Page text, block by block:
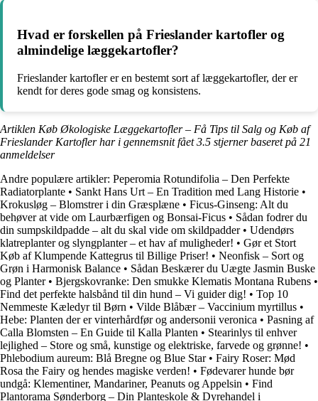
Hvad er forskellen på Frieslander kartofler og
almindelige læggekartofler?
Frieslander kartofler er en bestemt sort af læggekartofler, der er
kendt for deres gode smag og konsistens.
Artiklen Køb Økologiske Læggekartofler – Få Tips til Salg og Køb af
Frieslander Kartofler har i gennemsnit fået3.5 stjerner baseret på 21
anmeldelser
Andre populære artikler: Peperomia Rotundifolia – Den Perfekte
Radiatorplante • Sankt Hans Urt – En Tradition med Lang Historie •
Krokusløg – Blomstrer i din Græsplæne • Ficus-Ginseng: Alt du
behøver at vide om Laurbærfigen og Bonsai-Ficus • Sådan fodrer du
din sumpskildpadde – alt du skal vide om skildpadder• Udendørs
klatreplanter og slyngplanter – et hav af muligheder! • Gør et Stort
Køb af Klumpende Kattegrus til Billige Priser! • Neonfisk – Sort og
Grøn i Harmonisk Balance • Sådan Beskærer du Uægte Jasmin Buske
og Planter• Bjergskovranke: Den smukke Klematis Montana Rubens •
Find det perfekte halsbånd til din hund – Vi guider dig! • Top 10
Nemmeste Kæledyr til Børn • Vilde Blåbær – Vaccinium myrtillus •
Hebe: Planten der er vinterhårdfør og andersonii veronica • Pasning af
Calla Blomsten – En Guide til Kalla Planten • Stearinlys til enhver
lejlighed – Store og små, kunstige og elektriske, farvede og grønne! •
Phlebodium aureum: Blå Bregne og Blue Star• Fairy Roser: Mød
Rosa the Fairy og hendes magiske verden! • Fødevarer hunde bør
undgå: Klementiner, Mandariner, Peanuts og Appelsin • Find
Plantorama Sønderborg – Din Planteskole & Dyrehandel i